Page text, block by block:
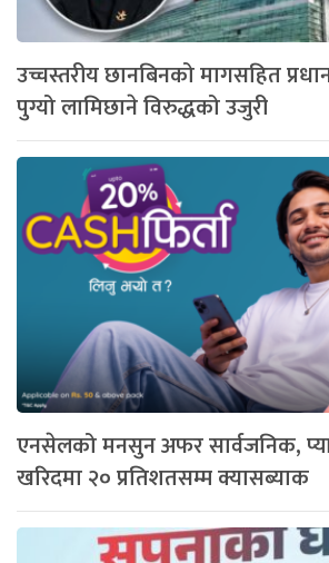
उच्चस्तरीय छानबिनको मागसहित
पुग्यो लामिछाने विरुद्धको उजुरी
एनसेलको मनसुन अफर सार्वजनिक,
खरिदमा २० प्रतिशतसम्म क्यासब्याक